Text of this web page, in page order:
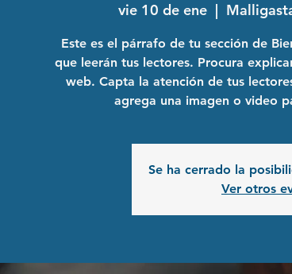
vie 10 de ene
  |
Este es el párrafo de tu sección de
que leerán tus lectores. Procura
web. Capta la atención de tus
agrega una imagen o video
Se ha cerrado la
Ver otros